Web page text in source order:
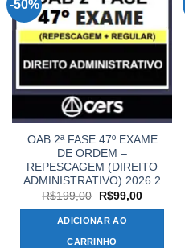
-50%
OAB 2ª FASE 47º EXAME
DE ORDEM –
REPESCAGEM (DIREITO
ADMINISTRATIVO) 2026.2
R$199,00
O
original
era:
R$199,00.
R$99,00O
ADICIONAR AO
CARRINHO